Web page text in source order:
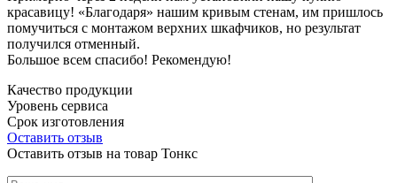
красавицу! «Благодаря» нашим кривым стенам, им пришлось
помучиться с монтажом верхних шкафчиков, но результат
получился отменный.
Большое всем спасибо! Рекомендую!
Качество продукции
Уровень сервиса
Срок изготовления
Оставить отзыв
Оставить отзыв на товар Тонкс